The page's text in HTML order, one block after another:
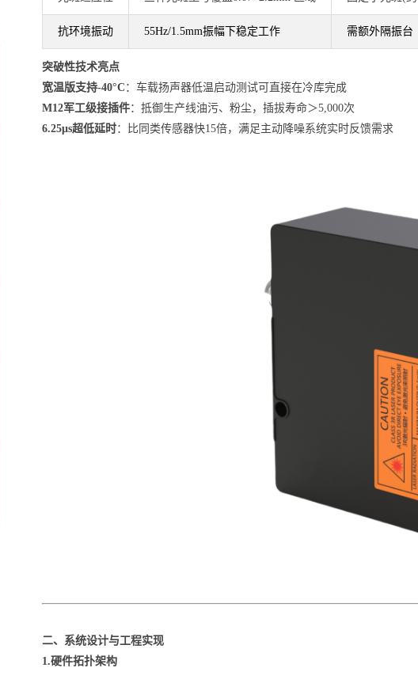
抗环境振动 55Hz/1.5mm振幅下稳定工作 需额外隔振台
突破性技术亮点
宽温版支持-40°C ：车载扬声器低温启动测试可直接在冷库完成
M12军工级接插件：抵御生产线油污、粉尘，插拔寿命＞5,000次
6.25μs超低延时：比同类传感器快15倍，满足主动降噪系统实时反馈需求
二、系统设计与工程实现
1.硬件拓扑架构